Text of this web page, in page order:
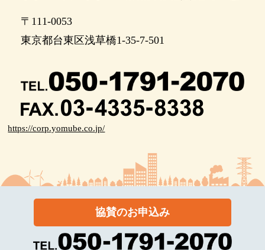
〒111-0053
東京都台東区浅草橋1-35-7-501
https://corp.yomube.co.jp/
協賛のお申込み